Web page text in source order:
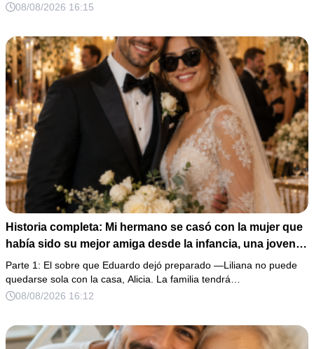
08/08/2026 16:15
Historia completa: Mi hermano se casó con la mujer que
había sido su mejor amiga desde la infancia, una joven
ciega a la que protegió durante toda su vida. Tras su
fallecimiento, ella me entregó un sobre y me confesó la
verdadera razón por la que él la eligió a ella por encima
Parte 1: El sobre que Eduardo dejó preparado —Liliana no puede
quedarse sola con la casa, Alicia. La familia tendrá…
08/08/2026 16:12